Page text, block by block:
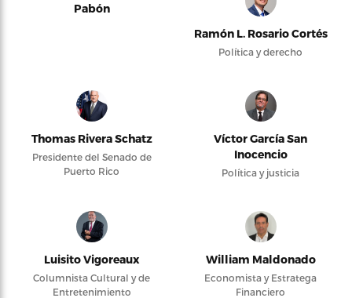
Pabón
Ramón L. Rosario Cortés
Política y derecho
Thomas Rivera Schatz
Presidente del Senado de
Puerto Rico
Víctor García San
Inocencio
Política y justicia
Luisito Vigoreaux
Columnista Cultural y de
Entretenimiento
William Maldonado
Economista y Estratega
Financiero